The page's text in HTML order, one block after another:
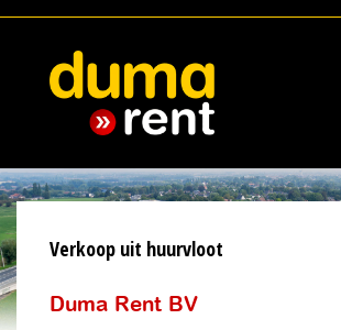
Verkoop uit huurvloot
Duma Rent BV